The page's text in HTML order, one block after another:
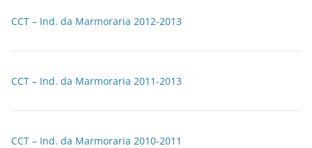
CCT – Ind. da Marmoraria 2012-2013
CCT – Ind. da Marmoraria 2011-2013
CCT – Ind. da Marmoraria 2010-2011